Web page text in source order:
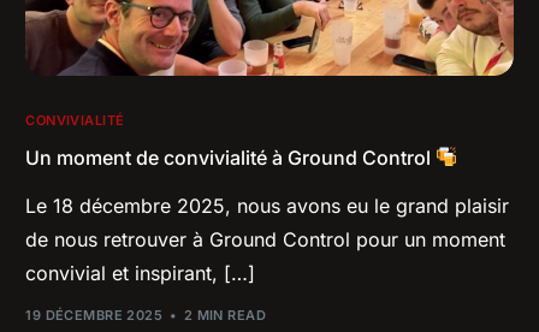
CONVIVIALITÉ
Un moment de convivialité à Ground Control
Le 18 décembre 2025, nous avons eu le grand plaisir
de nous retrouver à Ground Control pour un moment
convivial et inspirant, […]
19 DÉCEMBRE 2025 2 MIN READ